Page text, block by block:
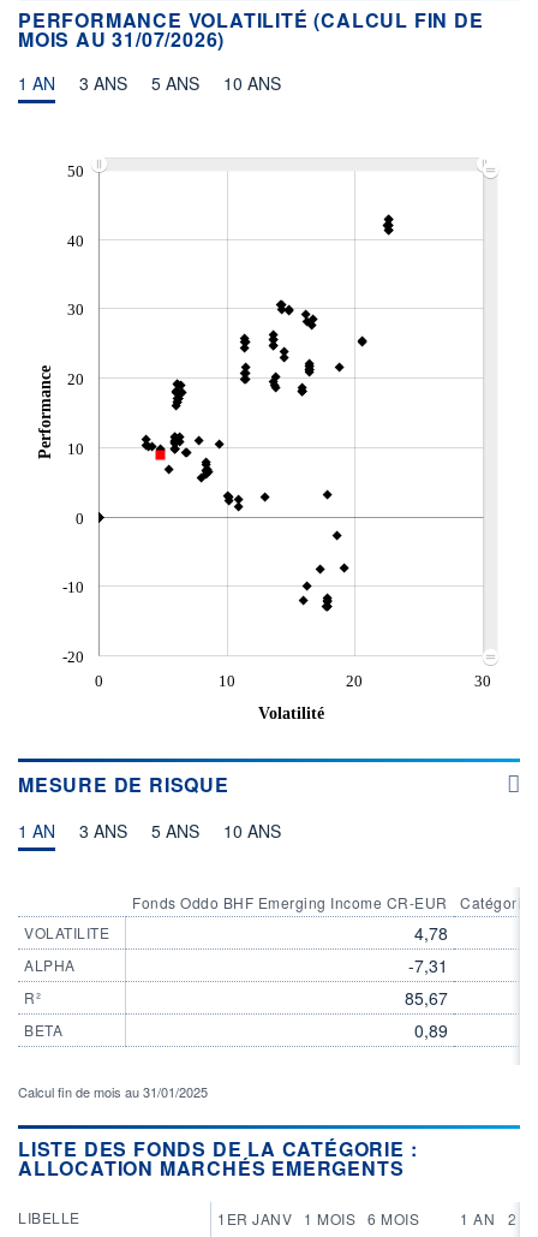
NOTATION MORNINGSTAR ⁽¹⁾
RISQUE DU FONDS (SRI)
3/7
PERFORMANCE VOLATILITÉ (CALCUL FIN DE
MOIS AU 31/07/2026)
1 AN 3 ANS 5 ANS 10 ANS
-20
-10
0
10
20
30
40
50
Performance
0 10 20
30
Volatilité
MESURE DE RISQUE
1 AN 3 ANS 5 ANS 10 ANS
VOLATILITE
ALPHA
R²
BETA
Fonds Oddo BHF Emerging Income CR-EUR
4,78
-7,31
85,67
0,89
Catégorie
Calcul fin de mois au 31/01/2025
LISTE DES FONDS DE LA CATÉGORIE :
ALLOCATION MARCHÉS EMERGENTS
LIBELLE 1ER JANV 1 MOIS 6 MOIS 1 AN 2